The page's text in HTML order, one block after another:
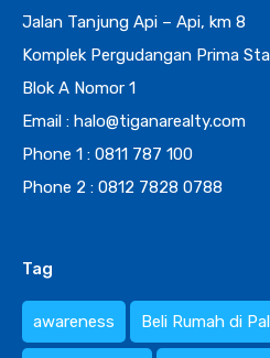
Jalan Tanjung Api – Api, km 8
Komplek Pergudangan Prima
Blok A Nomor 1
Email : halo@tiganarealty.com
Phone 1 : 0811 787 100
Phone 2 : 0812 7828 0788
Tag
awareness Beli Rumah di